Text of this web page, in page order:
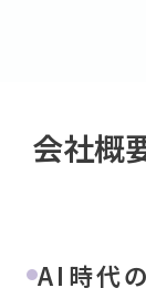
会社概
AI時代